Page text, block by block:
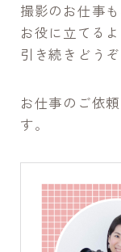
撮影のお仕事
お役に立てる
引き続きどう
お仕事のご依
す。